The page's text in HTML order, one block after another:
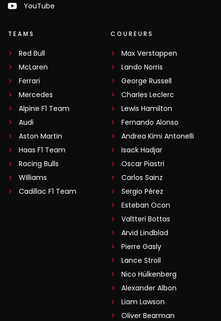
YouTube
TEAMS
Red Bull
McLaren
Ferrari
Mercedes
Alpine F1 Team
Audi
Aston Martin
Haas F1 Team
Racing Bulls
Williams
Cadillac F1 Team
COUREURS
Max Verstappen
Lando Norris
George Russell
Charles Leclerc
Lewis Hamilton
Fernando Alonso
Andrea Kimi Antonelli
Isack Hadjar
Oscar Piastri
Carlos Sainz
Sergio Pérez
Esteban Ocon
Valtteri Bottas
Arvid Lindblad
Pierre Gasly
Lance Stroll
Nico Hülkenberg
Alexander Albon
Liam Lawson
Oliver Bearman